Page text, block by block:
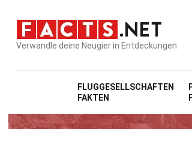
Verwandle deine Neugier in Entdeckungen
FLUGGESELLSCHAFTEN
FAKTEN